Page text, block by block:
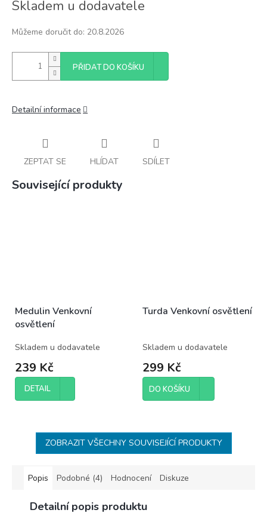
cena:
Skladem u dodavatele
Můžeme doručit do: 20.8.2026
PŘIDAT DO KOŠÍKU
Detailní informace
ZEPTAT SE HLÍDAT SDÍLET
Související produkty
Medulin Venkovní
osvětlení
Skladem u dodavatele
239 Kč
DETAIL
Turda Venkovní osvětlení
Skladem u dodavatele
299 Kč
DO KOŠÍKU
ZOBRAZIT VŠECHNY SOUVISEJÍCÍ PRODUKTY
Popis Podobné (4) Hodnocení Diskuze
Detailní popis produktu